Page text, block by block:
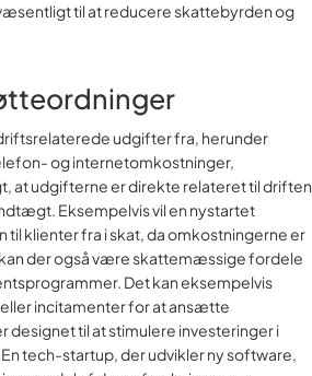
til at reducere skattebyrden og
udgifter fra, herunder
og internetomkostninger,
at udgifterne er direkte relateret til driften
Eksempelvis vil en nystartet
klienter fra i skat, da omkostningerne er
der også være skattemæssige fordele
Det kan eksempelvis
incitamenter for at ansætte
til at stimulere investeringer i
tech-startup, der udvikler ny software,